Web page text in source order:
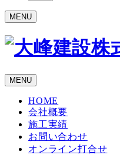
MENU
MENU
HOME
会社概要
施工実績
お問い合わせ
オンライン打合せ